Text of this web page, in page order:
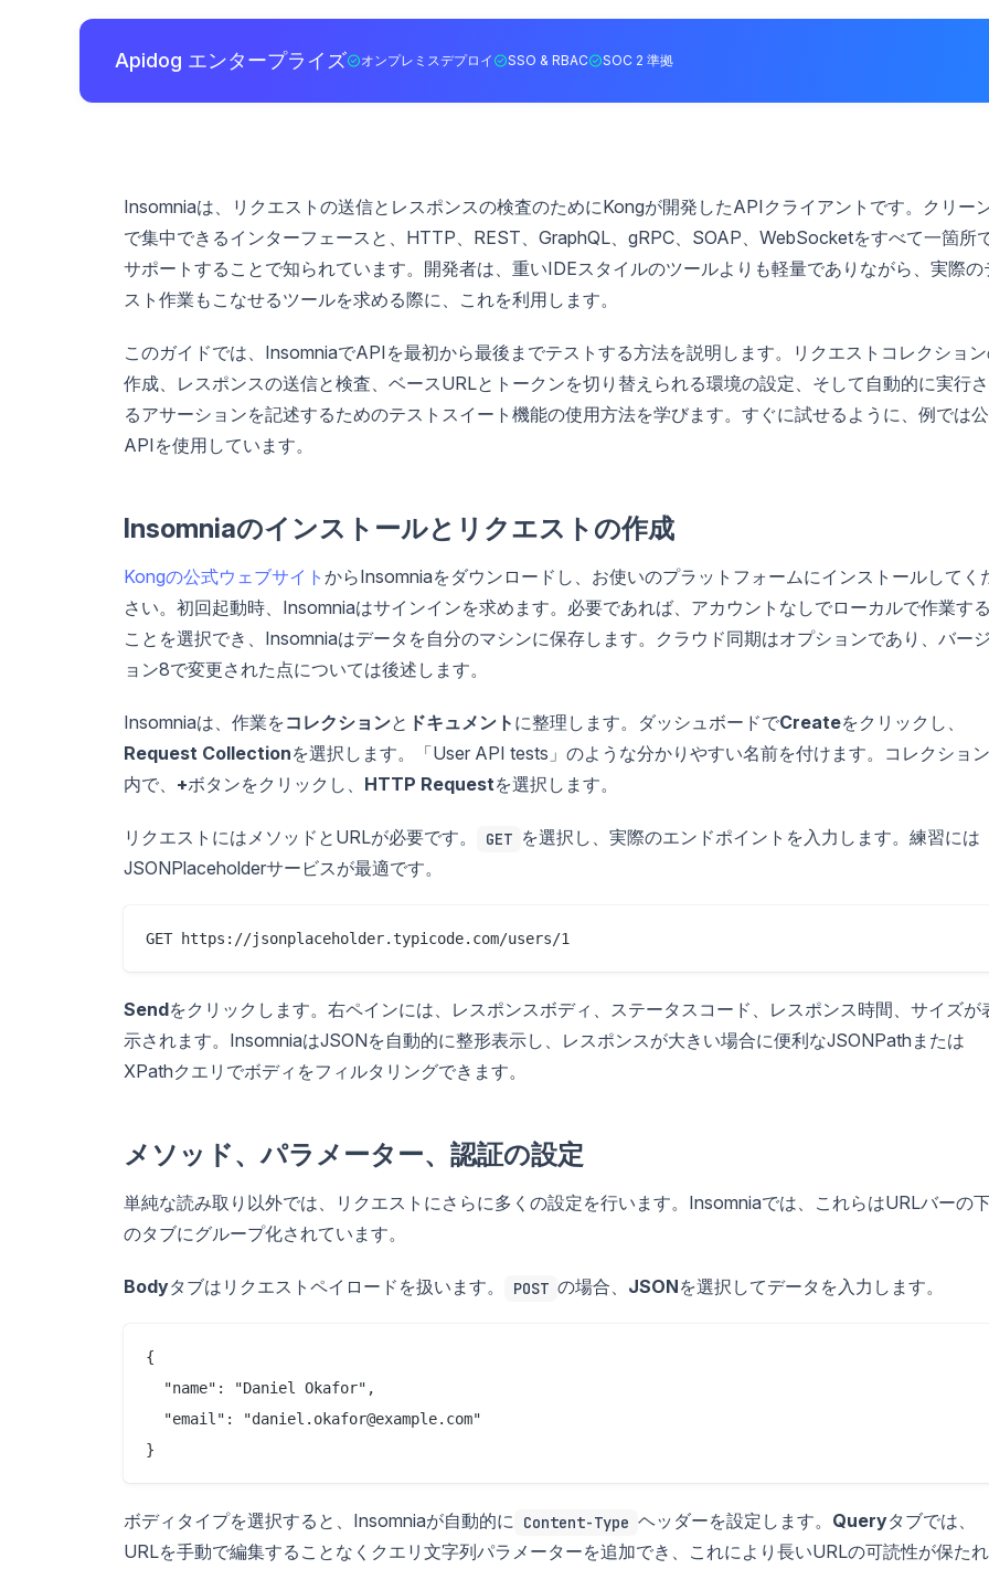
Apidog エンタープライズ オンプレミスデプロイ SSO & RBAC SOC 2 準拠
Insomniaは、リクエストの送信とレスポンスの検査のためにKongが開発したAPIクライアントです。クリー
で集中できるインターフェースと、HTTP、REST、GraphQL、gRPC、SOAP、WebSocketをすべて一箇所
サポートすることで知られています。開発者は、重いIDEスタイルのツールよりも軽量でありながら、実際の
スト作業もこなせるツールを求める際に、これを利用します。
このガイドでは、InsomniaでAPIを最初から最後までテストする方法を説明します。リクエストコレクショ
作成、レスポンスの送信と検査、ベースURLとトークンを切り替えられる環境の設定、そして自動的に実行
るアサーションを記述するためのテストスイート機能の使用方法を学びます。すぐに試せるように、例では
APIを使用しています。
Insomniaのインストールとリクエストの作成
Kongの公式ウェブサイト からInsomniaをダウンロードし、お使いのプラットフォームにインストールしてく
さい。初回起動時、Insomniaはサインインを求めます。必要であれば、アカウントなしでローカルで作業す
ことを選択でき、Insomniaはデータを自分のマシンに保存します。クラウド同期はオプションであり、バー
ョン8で変更された点については後述します。
Insomniaは、作業をコレクションと ドキュメント に整理します。ダッシュボードでCreateをクリックし、
Request Collectionを選択します。「User API tests」のような分かりやすい名前を付けます。コレクション
内で、 +ボタンをクリックし、 HTTP Requestを選択します。
リクエストにはメソッドとURLが必要です。 GET を選択し、実際のエンドポイントを入力します。練習には
JSONPlaceholderサービスが最適です。
Sendをクリックします。右ペインには、レスポンスボディ、ステータスコード、レスポンス時間、サイズが
示されます。InsomniaはJSONを自動的に整形表示し、レスポンスが大きい場合に便利なJSONPathまたは
XPathクエリでボディをフィルタリングできます。
メソッド、パラメーター、認証の設定
単純な読み取り以外では、リクエストにさらに多くの設定を行います。Insomniaでは、これらはURLバーの
のタブにグループ化されています。
Bodyタブはリクエストペイロードを扱います。 POST の場合、 JSONを選択してデータを入力します。
{
  "name": "Daniel Okafor",
  "email": "daniel.okafor@example.com"
ボディタイプを選択すると、Insomniaが自動的に Content-Type ヘッダーを設定します。 Queryタブでは、
URLを手動で編集することなくクエリ文字列パラメーターを追加でき、これにより長いURLの可読性が保た